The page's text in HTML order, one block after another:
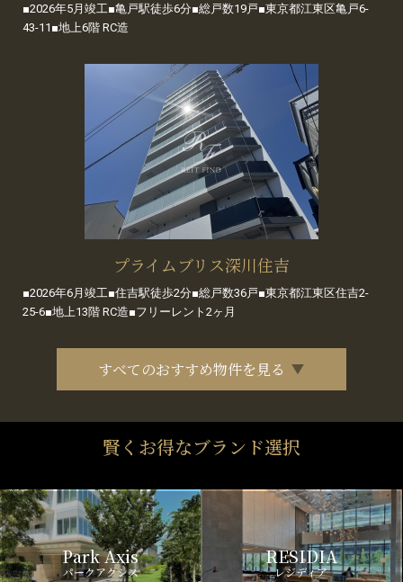
■2026年5月竣工■亀戸駅徒歩6分■総戸数19戸■東京都江東区亀戸6-
43-11■地上6階 RC造
プライムブリス深川住吉
■2026年6月竣工■住吉駅徒歩2分■総戸数36戸■東京都江東区住吉2-
25-6■地上13階 RC造■フリーレント2ヶ月
すべてのおすすめ物件を見る
賢くお得なブランド選択
Park Axis
パークアクシス
RESIDIA
レジディア